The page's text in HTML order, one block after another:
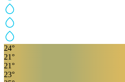
24°
21°
21°
23°